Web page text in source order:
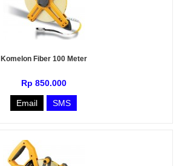
Komelon Fiber 100 Meter
Rp 850.000
Email SMS